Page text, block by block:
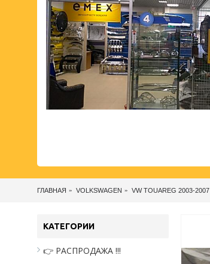
ГЛАВНАЯ VOLKSWAGEN VW TOUAREG 2003-2007
КАТЕГОРИИ
👉 РАСПРОДАЖА !!!